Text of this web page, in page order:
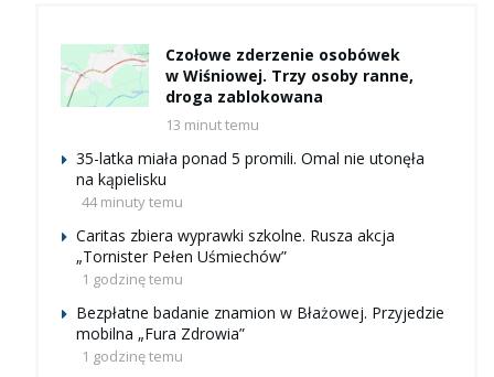
Czołowe zderzenie osobówek
w Wiśniowej. Trzy osoby ranne,
droga zablokowana
13 minut temu
35-latka miała ponad 5 promili. Omal nie utonęła
na kąpielisku
44 minuty temu
Caritas zbiera wyprawki szkolne. Rusza akcja
„Tornister Pełen Uśmiechów”
1 godzinę temu
Bezpłatne badanie znamion w Błażowej. Przyjedzie
mobilna „Fura Zdrowia”
1 godzinę temu